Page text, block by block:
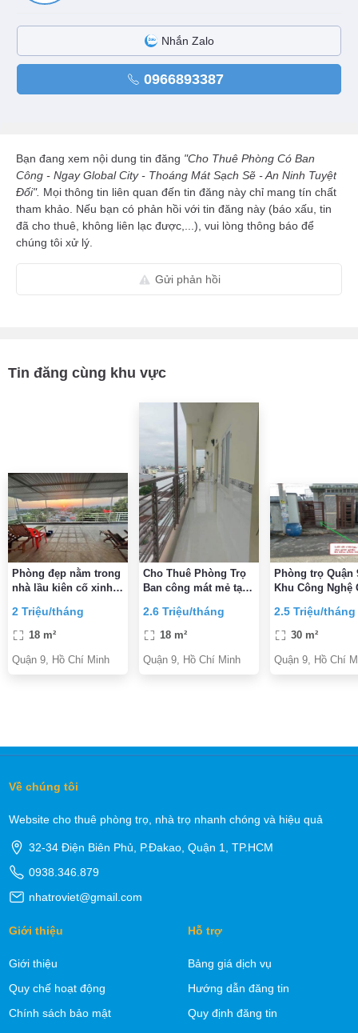
Nhắn Zalo
0966893387
Bạn đang xem nội dung tin đăng "Cho Thuê Phòng Có Ban
Công - Ngay Global City - Thoáng Mát Sạch Sẽ - An Ninh Tuyệt
Đối". Mọi thông tin liên quan đến tin đăng này chỉ mang tín chất
tham khảo. Nếu bạn có phản hồi với tin đăng này (báo xấu, tin
đã cho thuê, không liên lạc được,...), vui lòng thông báo để
chúng tôi xử lý.
Gửi phản hồi
Tin đăng cùng khu vực
Phòng đẹp nằm trong
nhà lầu kiên cố xinh
và khuôn viên sân
vườn xanh mát
2 Triệu/tháng
18 m²
Quận 9, Hồ Chí Minh
Cho Thuê Phòng Trọ
Ban công mát mẻ tại
HCM
2.6 Triệu/tháng
18 m²
Quận 9, Hồ Chí Minh
Phòng trọ Quận
Khu Công Nghệ
Giờ giấc tự do,
trống ở ngay
2.5 Triệu/tháng
30 m²
Quận 9, Hồ Chí
Về chúng tôi
Website cho thuê phòng trọ, nhà trọ nhanh chóng và hiệu quả
32-34 Điện Biên Phủ, P.Đakao, Quận 1, TP.HCM
0938.346.879
nhatroviet@gmail.com
Giới thiệu
Giới thiệu
Quy chế hoạt động
Chính sách bảo mật
Hỗ trợ
Bảng giá dịch vụ
Hướng dẫn đăng tin
Quy định đăng tin